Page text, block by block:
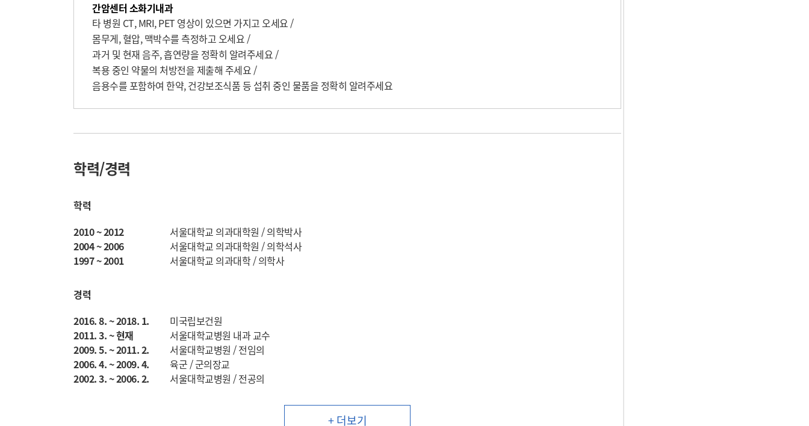
간암센터 소화기내과
타 병원 CT, MRI, PET 영상이 있으면 가지고 오세요 /
몸무게, 혈압, 맥박수를 측정하고 오세요 /
과거 및 현재 음주, 흡연량을 정확히 알려주세요 /
복용 중인 약물의 처방전을 제출해 주세요 /
음용수를 포함하여 한약, 건강보조식품 등 섭취 중인 물품을 정확히 알려주세요
학력/경력
학력
2010 ~ 2012
서울대학교 의과대학원 / 의학박사
2004 ~ 2006
서울대학교 의과대학원 / 의학석사
1997 ~ 2001
서울대학교 의과대학 / 의학사
경력
2016. 8. ~ 2018. 1.
미국립보건원
2011. 3. ~ 현재
서울대학교병원 내과 교수
2009. 5. ~ 2011. 2.
서울대학교병원 / 전임의
2006. 4. ~ 2009. 4.
육군 / 군의장교
2002. 3. ~ 2006. 2.
서울대학교병원 / 전공의
+ 더보기